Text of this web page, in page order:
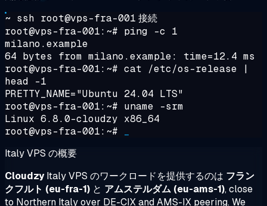
~ ssh root@vps-fra-001 接続
root@vps-fra-001:~# ping -c 1
milano.example
64 bytes from milano.example: time=12.4 ms
root@vps-fra-001:~# cat /etc/os-release |
head -1
PRETTY_NAME="Ubuntu 24.04 LTS"
root@vps-fra-001:~# uname -srm
Linux 6.8.0-cloudzy x86_64
root@vps-fra-001:~#
Italy VPS の概要
CloudzyItaly VPS のワークロードを提供するのは フラン
クフルト (eu-fra-1) と アムステルダム (eu-ams-1), close
to Northern Italy over DE-CIX and AMS-IX peering. We